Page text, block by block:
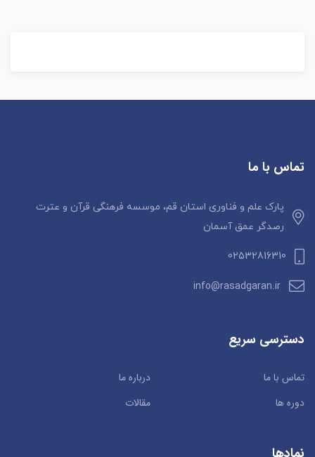
تماس با ما
پارک علم و فناوری استان قم، موسسه فرهنگی قرآن و عترت
رصدگر عمق آسمان
02532816310
info@rasadgaran.ir
دسترسی سریع
تماس با ما
درباره ما
دوره ها
مقالات